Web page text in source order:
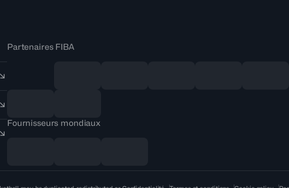
Partenaires FIBA
Fournisseurs mondiaux